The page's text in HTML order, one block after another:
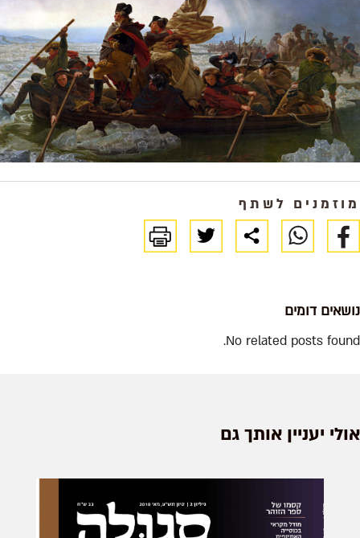
לשתף
דומים
No related posts
יעניין אותך גם